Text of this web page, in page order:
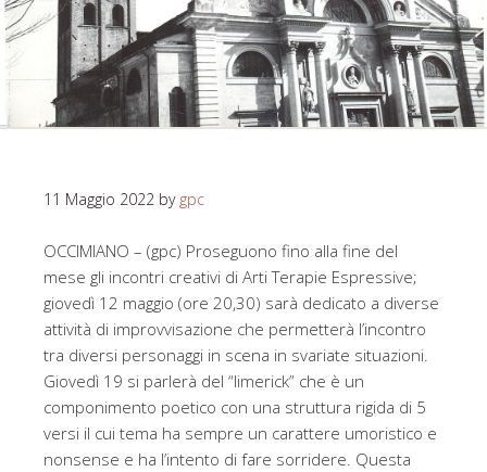
11 Maggio 2022 by gpc
OCCIMIANO – (gpc) Proseguono fino alla fine del
mese gli incontri creativi di Arti Terapie Espressive;
giovedì 12 maggio (ore 20,30) sarà dedicato a diverse
attività di improvvisazione che permetterà l’incontro
tra diversi personaggi in scena in svariate situazioni.
Giovedì 19 si parlerà del “limerick” che è un
componimento poetico con una struttura rigida di 5
versi il cui tema ha sempre un carattere umoristico e
nonsense e ha l’intento di fare sorridere. Questa